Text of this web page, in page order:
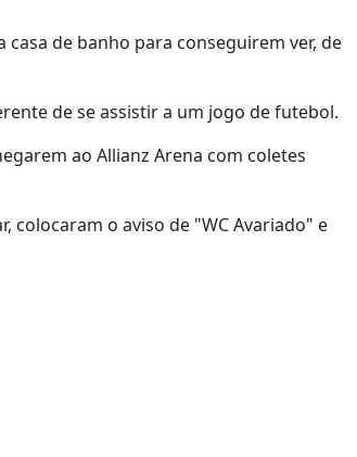
de banho para conseguirem ver, de
de se assistir a um jogo de futebol.
ao Allianz Arena com coletes
colocaram o aviso de "WC Avariado" e